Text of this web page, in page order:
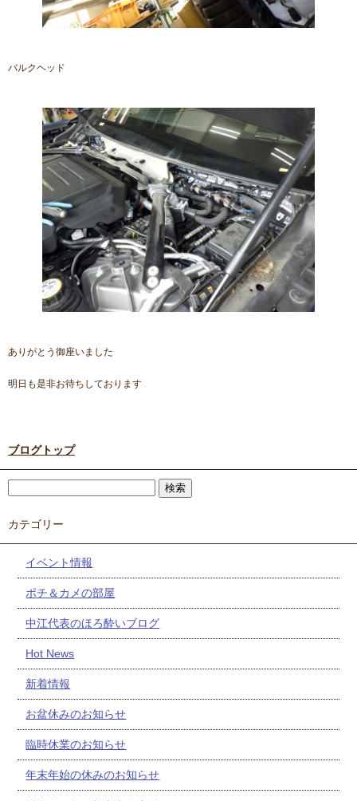
バルクヘッド
ありがとう御座いました
明日も是非お待ちしております
ブログトップ
カテゴリー
イベント情報
ポチ＆カメの部屋
中江代表のほろ酔いブログ
Hot News
新着情報
お盆休みのお知らせ
臨時休業のお知らせ
年末年始の休みのお知らせ